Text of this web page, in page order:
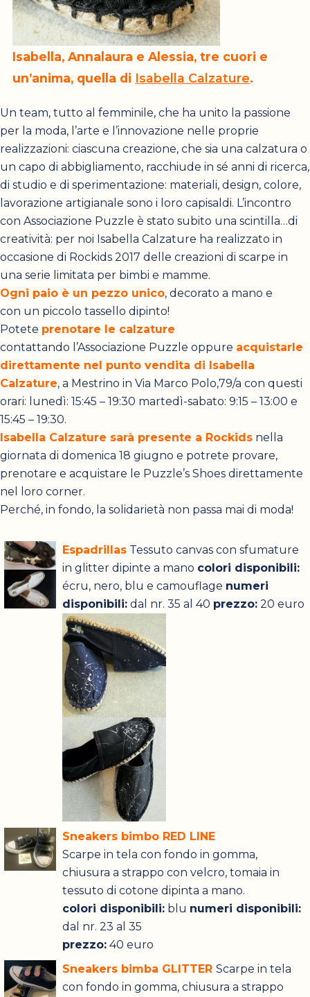
Isabella, Annalaura e Alessia, tre cuori e
un’anima, quella di Isabella Calzature.
Un team, tutto al femminile, che ha unito la passione
per la moda, l’arte e l’innovazione nelle proprie
realizzazioni: ciascuna creazione, che sia una calzatura o
un capo di abbigliamento, racchiude in sé anni di ricerca,
di studio e di sperimentazione: materiali, design, colore,
lavorazione artigianale sono i loro capisaldi. L’incontro
con Associazione Puzzle è stato subito una scintilla…di
creatività: per noi Isabella Calzature ha realizzato in
occasione di Rockids 2017 delle creazioni di scarpe in
una serie limitata per bimbi e mamme.
Ogni paio è un pezzo unico, decorato a mano e
con un piccolo tassello dipinto!
Potete prenotare le calzature
contattando l’Associazione Puzzle oppure acquistarle
direttamente nel punto vendita di Isabella
Calzature, a Mestrino in Via Marco Polo,79/a con questi
orari: lunedì: 15:45 – 19:30 martedì-sabato: 9:15 – 13:00 e
15:45 – 19:30.
Isabella Calzature sarà presente a Rockids nella
giornata di domenica 18 giugno e potrete provare,
prenotare e acquistare le Puzzle’s Shoes direttamente
nel loro corner.
Perché, in fondo, la solidarietà non passa mai di moda!
Espadrillas Tessuto canvas con sfumature
in glitter dipinte a mano colori disponibili:
écru, nero, blu e camouflage numeri
disponibili: dal nr. 35 al 40 prezzo: 20 euro
Sneakers bimbo RED LINE
Scarpe in tela con fondo in gomma,
chiusura a strappo con velcro, tomaia in
tessuto di cotone dipinta a mano.
colori disponibili: blu numeri disponibili:
dal nr. 23 al 35
prezzo: 40 euro
Sneakers bimba GLITTER Scarpe in tela
con fondo in gomma, chiusura a strappo